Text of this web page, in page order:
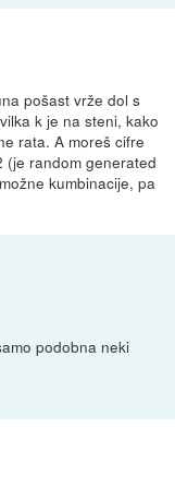
pošast vrže dol s
k je na steni, kako
rata. A moreš cifre
(je random generated
kumbinacije, pa
podobna neki